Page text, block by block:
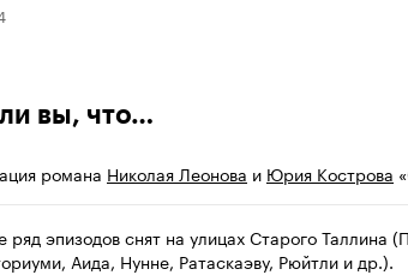
вы, что…
романа Николая Леонова и Юрия Кострова
ряд эпизодов снят на улицах Старого Таллина
Аида, Нунне, Ратаскаэву, Рюйтли и др.).